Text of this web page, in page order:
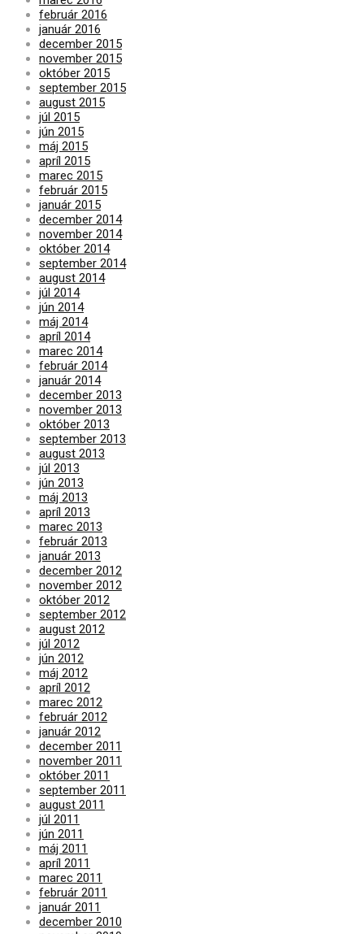
február 2016
január 2016
december 2015
november 2015
október 2015
september 2015
august 2015
júl 2015
jún 2015
máj 2015
apríl 2015
marec 2015
február 2015
január 2015
december 2014
november 2014
október 2014
september 2014
august 2014
júl 2014
jún 2014
máj 2014
apríl 2014
marec 2014
február 2014
január 2014
december 2013
november 2013
október 2013
september 2013
august 2013
júl 2013
jún 2013
máj 2013
apríl 2013
marec 2013
február 2013
január 2013
december 2012
november 2012
október 2012
september 2012
august 2012
júl 2012
jún 2012
máj 2012
apríl 2012
marec 2012
február 2012
január 2012
december 2011
november 2011
október 2011
september 2011
august 2011
júl 2011
jún 2011
máj 2011
apríl 2011
marec 2011
február 2011
január 2011
december 2010